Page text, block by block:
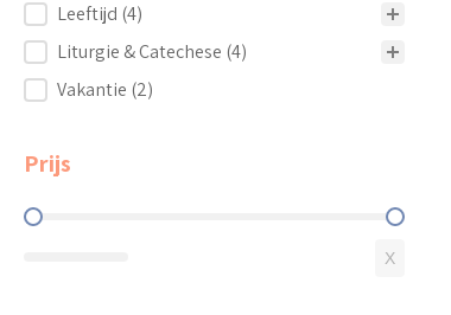
Leeftijd (4)
Liturgie & Catechese (4)
Vakantie (2)
Prijs
Prijs
X